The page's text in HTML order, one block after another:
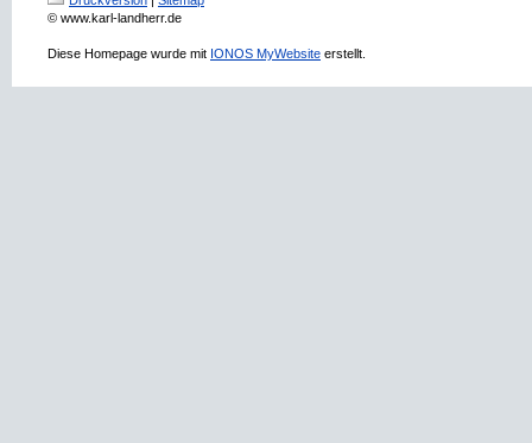
© www.karl-landherr.de
Diese Homepage wurde mit IONOS MyWebsite erstellt.